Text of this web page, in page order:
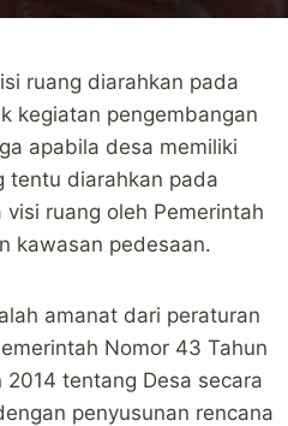
ruang diarahkan pada
kegiatan pengembangan
apabila desa memiliki
tentu diarahkan pada
ruang oleh Pemerintah
kawasan pedesaan.
amanat dari peraturan
Nomor 43 Tahun
tentang Desa secara
penyusunan rencana